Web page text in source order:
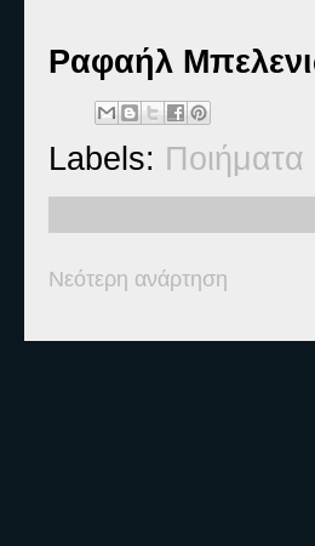
Ραφαήλ
Labels: Ποιήματα
Νεότερη ανάρτηση